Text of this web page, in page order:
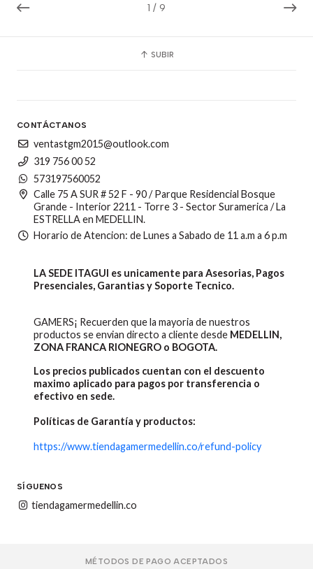
1 / 9
SUBIR
CONTÁCTANOS
ventastgm2015@outlook.com
319 756 00 52
573197560052
Calle 75 A SUR # 52 F - 90 / Parque Residencial Bosque
Grande - Interior 2211 - Torre 3 - Sector Suramerica / La
ESTRELLA en MEDELLIN.
Horario de Atencion: de Lunes a Sabado de 11 a.m a 6 p.m
LA SEDE ITAGUI es unicamente para Asesorias, Pagos
Presenciales, Garantias y Soporte Tecnico.
GAMERS¡ Recuerden que la mayoria de nuestros
productos se envian directo a cliente desde MEDELLIN,
ZONA FRANCA RIONEGRO o BOGOTA.
Los precios publicados cuentan con el descuento
maximo aplicado para pagos por transferencia o
efectivo en sede.
Políticas de Garantía y productos:
https://www.tiendagamermedellin.co/refund-policy
SÍGUENOS
tiendagamermedellin.co
MÉTODOS DE PAGO ACEPTADOS